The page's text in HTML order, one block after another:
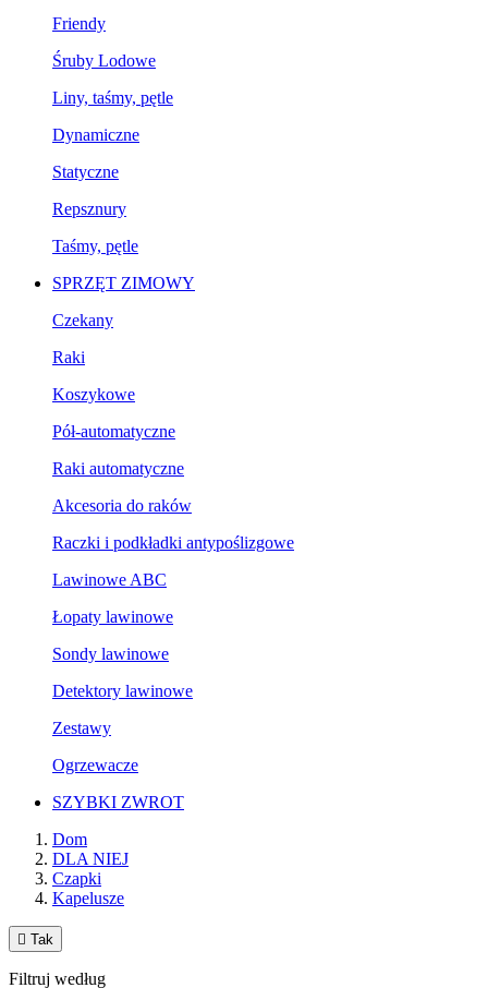
Friendy
Śruby Lodowe
Liny, taśmy, pętle
Dynamiczne
Statyczne
Repsznury
Taśmy, pętle
SPRZĘT ZIMOWY
Czekany
Raki
Koszykowe
Pół-automatyczne
Raki automatyczne
Akcesoria do raków
Raczki i podkładki antypoślizgowe
Lawinowe ABC
Łopaty lawinowe
Sondy lawinowe
Detektory lawinowe
Zestawy
Ogrzewacze
SZYBKI ZWROT
Dom
DLA NIEJ
Czapki
Kapelusze
 Tak
Filtruj według